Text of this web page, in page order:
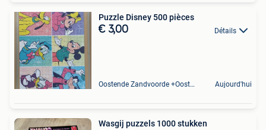
Puzzle Disney 500 pièces
€ 3,00 Détails
Oostende Zandvoorde +Oostende Aujourd'hui
Wasgij puzzels 1000 stukken